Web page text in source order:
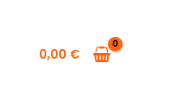
0,00 €